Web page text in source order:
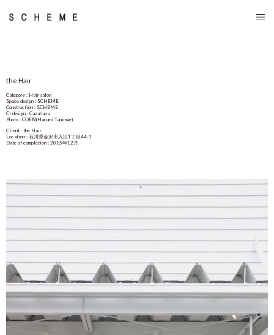
the Hair
Category : Hair salon
Space design : SCHEME
Construction : SCHEME
CI design : Cazahana
Photo : COEN(Harumi Tanimae)
Client : the Hair
Location : 石川県金沢市入江1丁目44-3
Date of completion : 2015年12月